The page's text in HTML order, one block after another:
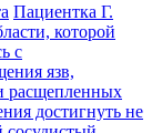
Пациентка Г.
которой
с
язв,
расщепленных
достигнуть не